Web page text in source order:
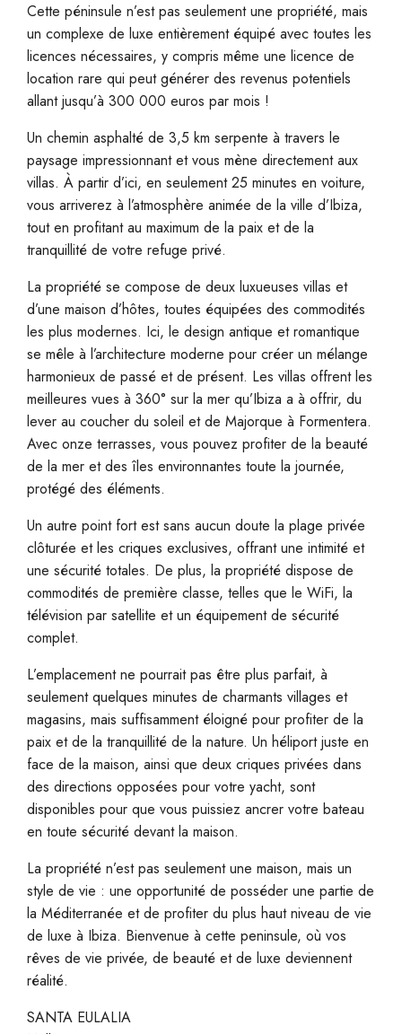
Cette péninsule n’est pas seulement une propriété, mais
un complexe de luxe entièrement équipé avec toutes les
licences nécessaires, y compris même une licence de
location rare qui peut générer des revenus potentiels
allant jusqu’à 300 000 euros par mois !
Un chemin asphalté de 3,5 km serpente à travers le
paysage impressionnant et vous mène directement aux
villas. À partir d’ici, en seulement 25 minutes en voiture,
vous arriverez à l’atmosphère animée de la ville d’Ibiza,
tout en profitant au maximum de la paix et de la
tranquillité de votre refuge privé.
La propriété se compose de deux luxueuses villas et
d’une maison d’hôtes, toutes équipées des commodités
les plus modernes. Ici, le design antique et romantique
se mêle à l’architecture moderne pour créer un mélange
harmonieux de passé et de présent. Les villas offrent les
meilleures vues à 360° sur la mer qu’Ibiza a à offrir, du
lever au coucher du soleil et de Majorque à Formentera.
Avec onze terrasses, vous pouvez profiter de la beauté
de la mer et des îles environnantes toute la journée,
protégé des éléments.
Un autre point fort est sans aucun doute la plage privée
clôturée et les criques exclusives, offrant une intimité et
une sécurité totales. De plus, la propriété dispose de
commodités de première classe, telles que le WiFi, la
télévision par satellite et un équipement de sécurité
complet.
L’emplacement ne pourrait pas être plus parfait, à
seulement quelques minutes de charmants villages et
magasins, mais suffisamment éloigné pour profiter de la
paix et de la tranquillité de la nature. Un héliport juste en
face de la maison, ainsi que deux criques privées dans
des directions opposées pour votre yacht, sont
disponibles pour que vous puissiez ancrer votre bateau
en toute sécurité devant la maison.
La propriété n’est pas seulement une maison, mais un
style de vie : une opportunité de posséder une partie de
la Méditerranée et de profiter du plus haut niveau de vie
de luxe à Ibiza. Bienvenue à cette peninsule, où vos
rêves de vie privée, de beauté et de luxe deviennent
réalité.
SANTA EULALIA